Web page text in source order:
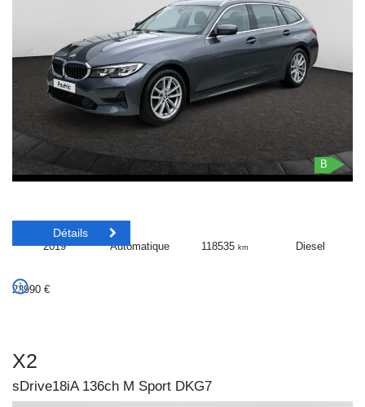
B
2019 Automatique 118535km Diesel
23990 €
Détails
X2
sDrive18iA 136ch M Sport DKG7